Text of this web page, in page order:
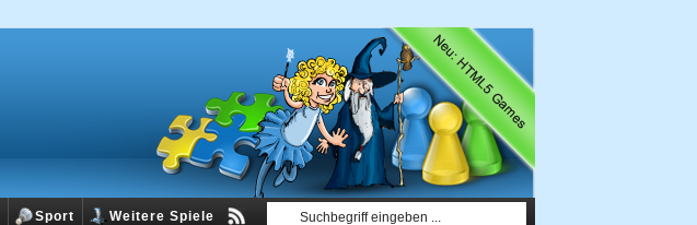
Sport Weitere Spiele